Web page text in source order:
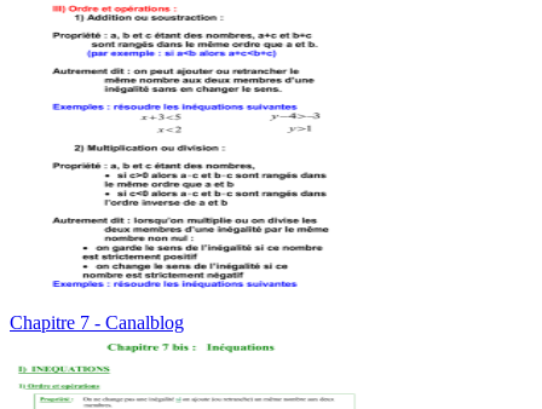
Chapitre 7 - Canalblog